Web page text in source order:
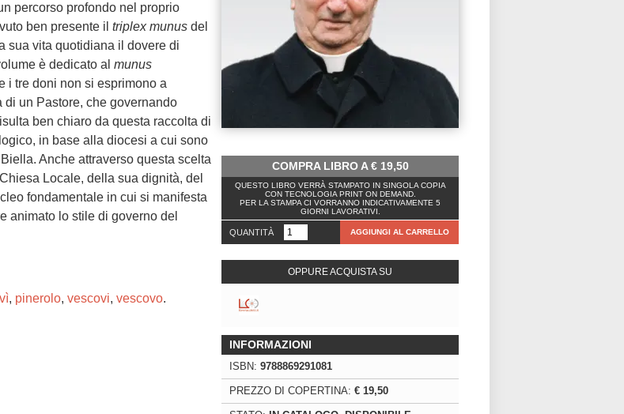
COMPRA LIBRO A€19,50
QUESTO LIBRO VERRÀ STAMPATO IN SINGOLA COPIA
CON TECNOLOGIA PRINT ON DEMAND.
PER LA STAMPA CI VORRANNO INDICATIVAMENTE 5
GIORNI LAVORATIVI.
QUANTITÀ AGGIUNGI AL CARRELLO
OPPURE ACQUISTA SU
INFORMAZIONI
ISBN: 9788869291081
PREZZO DI COPERTINA: € 19,50
percorso profondo nel proprio
ben presente il triplex munus del
sua vita quotidiana il dovere di
è dedicato al munus
i tre doni non si esprimono a
di un Pastore, che governando
ben chiaro da questa raccolta di
in base alla diocesi a cui sono
Anche attraverso questa scelta
Locale, della sua dignità, del
fondamentale in cui si manifesta
animato lo stile di governo del
, pinerolo, vescovi, vescovo.